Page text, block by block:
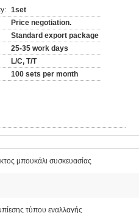
1set
Price negotiation.
Standard export package
25-35 work days
L/C, T/T
100 sets per month
μπουκάλι συσκευασίας
τύπου εναλλαγής